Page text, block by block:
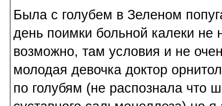
Была с голубем в Зеленом
день поимки больной калеки не
возможно, там условия и не
молодая девочка доктор
по голубям (не распознала что